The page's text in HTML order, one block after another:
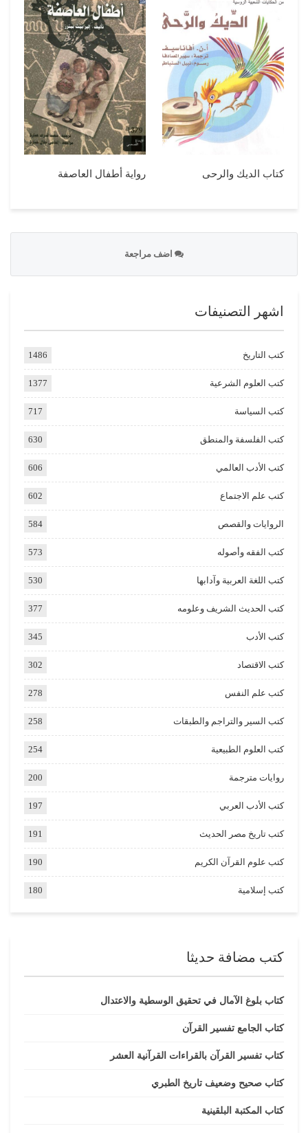
كتاب الديك والرحى رواية أطفال العاصفة
اضف مراجعة
اشهر التصنيفات
كتب التاريخ 1486
كتب العلوم الشرعية 1377
كتب السياسة 717
كتب الفلسفة والمنطق 630
كتب الأدب العالمي 606
كتب علم الاجتماع 602
الروايات والقصص 584
كتب الفقه وأصوله 573
كتب اللغة العربية وآدابها 530
كتب الحديث الشريف وعلومه 377
كتب الأدب 345
كتب الاقتصاد 302
كتب علم النفس 278
كتب السير والتراجم والطبقات 258
كتب العلوم الطبيعية 254
روايات مترجمة 200
كتب الأدب العربي 197
كتب تاريخ مصر الحديث 191
كتب علوم القرآن الكريم 190
كتب إسلامية 180
كتب مضافة حديثا
كتاب بلوغ الآمال في تحقيق الوسطية والاعتدال
كتاب الجامع تفسير القرآن
كتاب تفسير القرآن بالقراءات القرآنية العشر
كتاب صحيح وضعيف تاريخ الطبري
كتاب المكتبة البلقينية